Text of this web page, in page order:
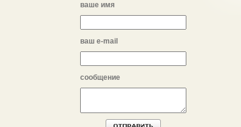
ваше имя
ваш e-mail
сообщение